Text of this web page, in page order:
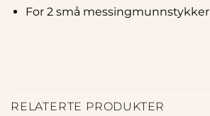
For 2 små messingmunnstykker
RELATERTE PRODUKTER